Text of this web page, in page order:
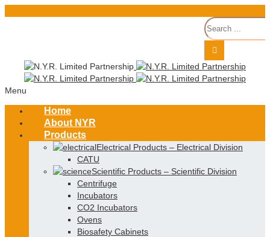
Menu
Home
About NYR
Products
Electrical Products – Electrical Division
CATU
Scientific Products – Scientific Division
Centrifuge
Incubators
CO2 Incubators
Ovens
Biosafety Cabinets